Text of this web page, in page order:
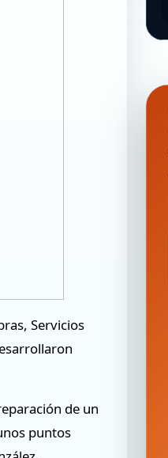
Servicios
de un
puntos